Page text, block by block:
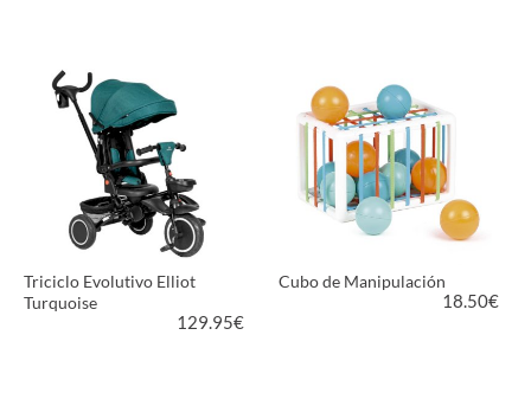
VER PRODUCTO
Triciclo Evolutivo Elliot
Turquoise
129.95€
Cubo de Manipulación
18.50€